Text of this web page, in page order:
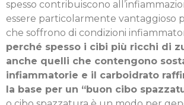
spesso contribuiscono
essere particolarmente vantaggioso
che soffrono di condizioni
perché spesso i cibi più ricchi di
anche quelli che contengono
infiammatorie e il carboidrato
la base per un “buon cibo